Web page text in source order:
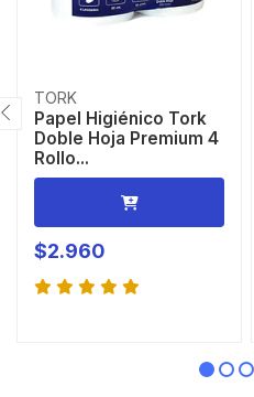
TORK
Papel Higiénico Tork
Doble Hoja Premium 4
Rollo...
$2.960